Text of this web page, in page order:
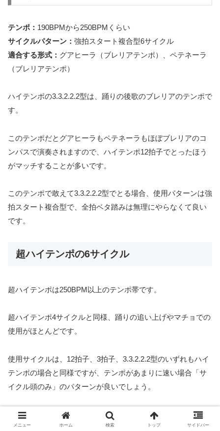
テンポ： 190BPMから250BPMくらい
サイクルパターン： 強拍スタート複合型6サイクル
適合する形式： グアヒーラ（ブレリアテンポ）、ペテネーラ
（ブレリアテンポ）
ハイテンポの3.3.2.2.2型は、踊りの後歌のブレリアのテンポで
す。
このテンポだとグアヒーラもペテネーラもほぼブレリアのコ
ンパスで演奏されますので、ハイテンポ12拍子でとったほう
がマッチすることが多いです。
このテンポで敢えて3.3.2.2.2型でとる場合、使用パターンは強
拍スタート複合型で、全拍ベタ踏みは無理にやらなくて良い
です。
超ハイテンポの6サイクル
超ハイテンポは250BPM以上のテンポ帯です。
超ハイテンポ4サイクルと同様、踊りの追い上げやマチョでの
使用がほとんどです。
使用サイクルは、12拍子、3拍子、3.3.2.2.2型のいずれもハイ
テンポの場合と同様ですが、テンポがあまりに速い場合「サ
イクル頭のみ」のパターンが良いでしょう。
あまり細かいことを考えてやる余裕もないスピードなので、
遅れないように訓練あるのみです。
メニュー ホーム 検索 トップ サイドバー